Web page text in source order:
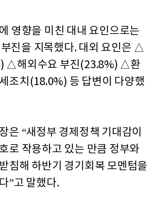
영향을 미친 대내 요인으로는
진을 지목했다. 대외 요인은 △
△해외수요 부진(23.8%) △환
조치(18.0%) 등 답변이 다양했
은 “새정부 경제정책 기대감이
로 작용하고 있는 만큼 정부와
침해 하반기 경기회복 모멘텀을
”고 말했다.